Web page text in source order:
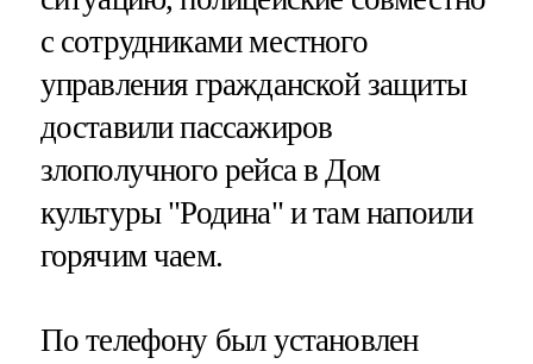
с сотрудниками местного
управления гражданской защиты
доставили пассажиров
злополучного рейса в Дом
культуры "Родина" и там напоили
горячим чаем.
По телефону был установлен